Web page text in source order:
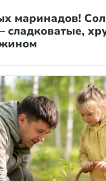
маринадов!
сладковатые,